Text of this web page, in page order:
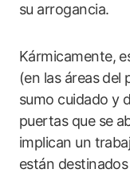
su arrogancia.
Kármicamente,
(en las áreas
sumo cuidado y
puertas que se
implican un
están